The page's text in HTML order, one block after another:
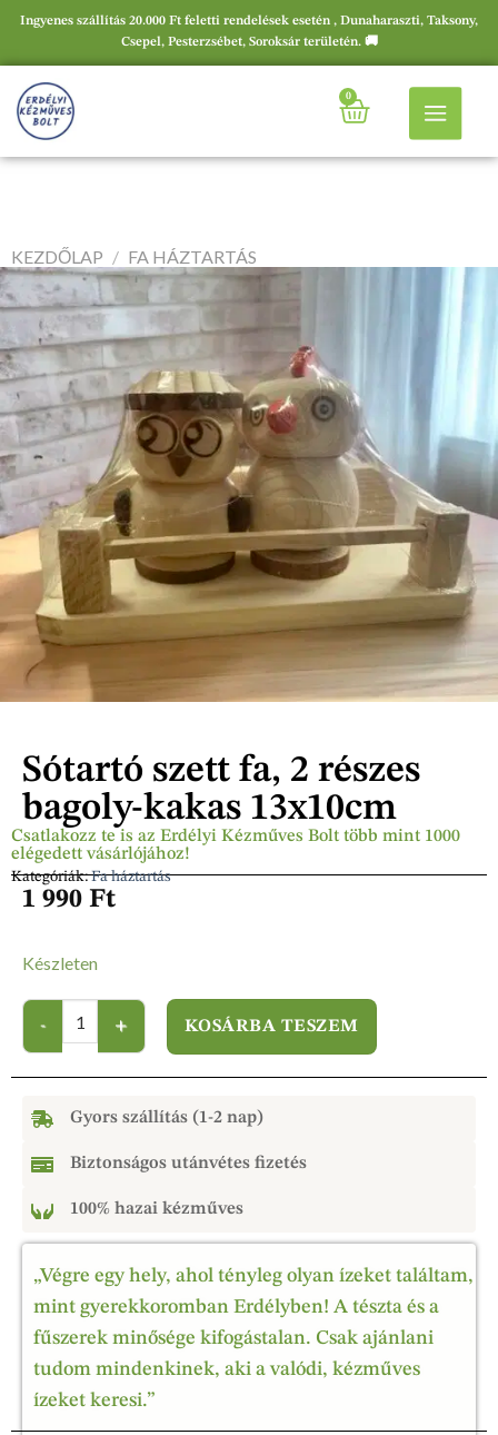
Ingyenes szállítás 20.000 Ft feletti rendelések esetén , Dunaharaszti, Taksony,
Csepel, Pesterzsébet, Soroksár területén. 🚚
0
Csatlakozz te is az Erdélyi Kézműves Bolt több mint 1000
elégedett vásárlójához!
Kategóriák:Fa háztartás
Sótartó szett fa, 2 részes
bagoly-kakas 13x10cm
1 990 Ft
Készleten
KOSÁRBA TESZEM
Gyors szállítás (1-2 nap)
Biztonságos utánvétes fizetés
100% hazai kézműves
„Végre egy hely, ahol tényleg olyan ízeket találtam,
mint gyerekkoromban Erdélyben! A tészta és a
fűszerek minősége kifogástalan. Csak ajánlani
tudom mindenkinek, aki a valódi, kézműves
ízeket keresi.”
KEZDŐLAP / FA HÁZTARTÁS